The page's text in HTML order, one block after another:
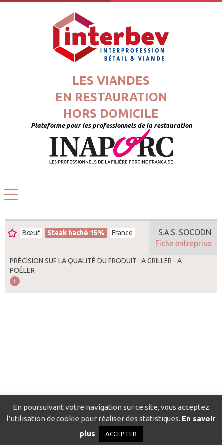
LES VIANDES
EN RESTAURATION
HORS DOMICILE
Plateforme pour les professionnels de la restauration
Bœuf Steak haché 15% France
PRÉCISION SUR LA QUALITÉ DU PRODUIT : A GRILLER - A
POÊLER
S.A.S. SOCODN
Fiche entreprise
Catalogue pour localiser les fournisseurs
Politique de confidentialité
En poursuivant votre navigation sur ce site, vous acceptez
l’utilisation de cookie pour réaliser des statistiques. En savoir
plus
ACCEPTER